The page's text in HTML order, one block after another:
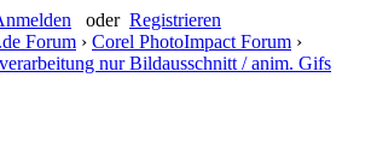
oder Registrieren
Forum › Corel PhotoImpact Forum ›
nur Bildausschnitt / anim. Gifs